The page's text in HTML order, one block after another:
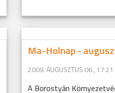
Ma-Holnap -
2009. AUGUSZTUS 06., 17:21
A Borostyán